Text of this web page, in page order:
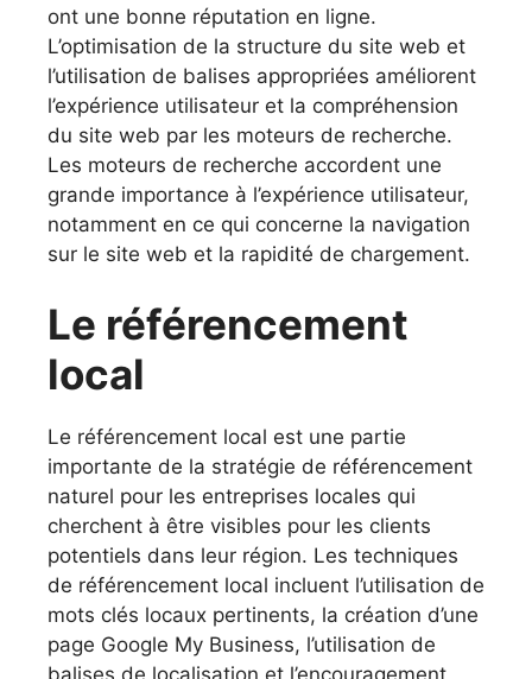
ont une bonne réputation en ligne.
L’optimisation de la structure du site web et
l’utilisation de balises appropriées améliorent
l’expérience utilisateur et la compréhension
du site web par les moteurs de recherche.
Les moteurs de recherche accordent une
grande importance à l’expérience utilisateur,
notamment en ce qui concerne la navigation
sur le site web et la rapidité de chargement.
Le référencement
local
Le référencement local est une partie
importante de la stratégie de référencement
naturel pour les entreprises locales qui
cherchent à être visibles pour les clients
potentiels dans leur région. Les techniques
de référencement local incluent l’utilisation de
mots clés locaux pertinents, la création d’une
page Google My Business, l’utilisation de